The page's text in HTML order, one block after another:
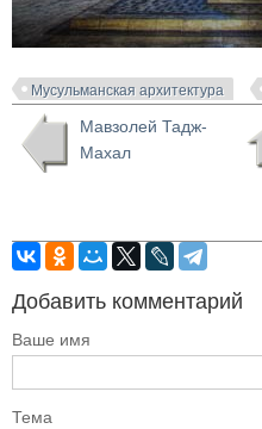
Мусульманская архитектура
Мавзолей Тадж-
Махал
Добавить комментарий
Ваше имя
Тема